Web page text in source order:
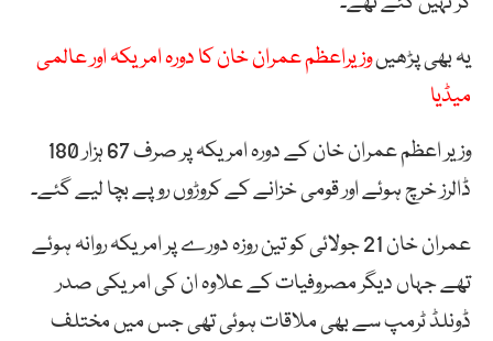
یہ بھی پڑھیںوزیراعظم عمران خان کا دورہ امریکہ اور عالمی
میڈیا
وزیر اعظم عمران خان کے دورہ امریکہ پر صرف 67 ہزار 180
ڈالرز خرچ ہوئے اور قومی خزانے کے کروڑوں روپے بچا لیے گئے۔
عمران خان 21 جولائی کو تین روزہ دورے پر امریکہ روانہ ہوئے
تھے جہاں دیگر مصروفیات کے علاوہ ان کی امریکی صدر
ڈونلڈ ٹرمپ سے بھی ملاقات ہوئی تھی جس میں مختلف